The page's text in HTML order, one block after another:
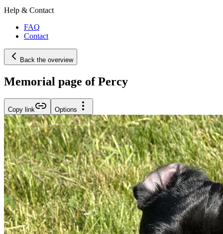
Help & Contact
FAQ
Contact
Back the overview
Memorial page of Percy
Copy link Options